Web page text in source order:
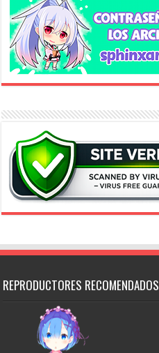
REPRODUCTORES RECOMENDADOS